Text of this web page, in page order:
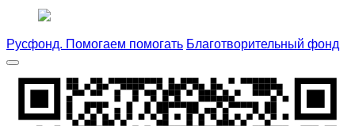
Русфонд. Помогаем помогать Благотворительный фонд